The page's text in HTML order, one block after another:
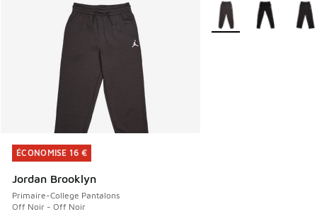
ÉCONOMISE 16 €
Jordan Brooklyn
Primaire-College Pantalons
Off Noir - Off Noir
ÉCONOMISE 16 €
Plus de couleurs